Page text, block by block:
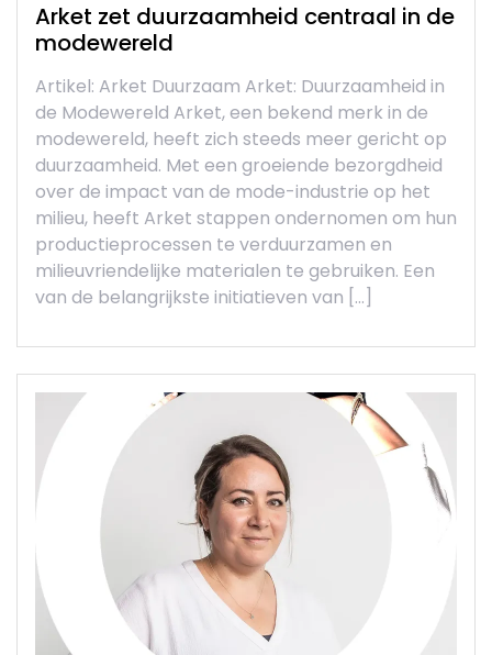
Arket zet duurzaamheid centraal in de
modewereld
Artikel: Arket Duurzaam Arket: Duurzaamheid in
de Modewereld Arket, een bekend merk in de
modewereld, heeft zich steeds meer gericht op
duurzaamheid. Met een groeiende bezorgdheid
over de impact van de mode-industrie op het
milieu, heeft Arket stappen ondernomen om hun
productieprocessen te verduurzamen en
milieuvriendelijke materialen te gebruiken. Een
van de belangrijkste initiatieven van […]